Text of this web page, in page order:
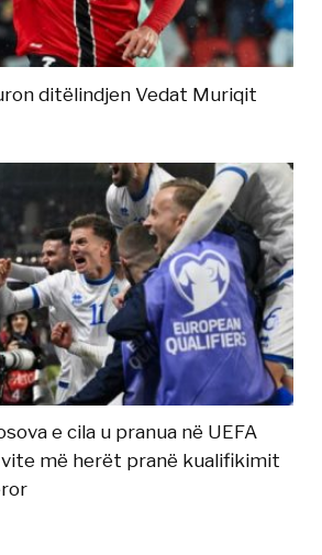
ditëlindjen Vedat Muriqit
e cila u pranua në UEFA
vite më herët pranë kualifikimit